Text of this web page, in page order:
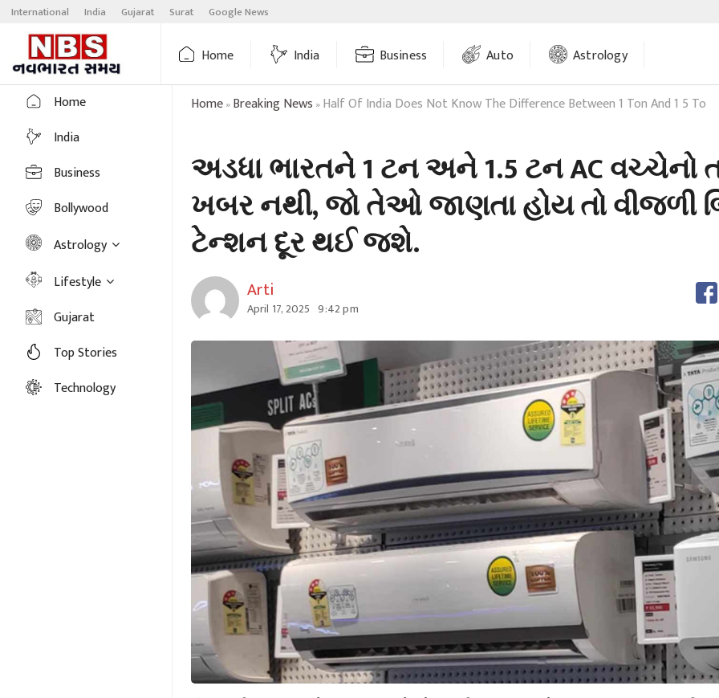
Skip
content
International India Gujarat Surat Google News
Home India Business Auto Astrology
Home
India
Business
Bollywood
Astrology
Lifestyle
Gujarat
Top Stories
Technology
Home»Breaking News »Half Of India Does Not Know The Difference Between 1 Ton And 1 5 To
અડધા ભારતને 1 ટન અને 1.5 ટન AC વચ્ચેનો
ખબર નથી, જો તેઓ જાણતા હોય તો વીજળી
ટેન્શન દૂર થઈ જશે.
Arti
April 17, 2025 9:42 pm